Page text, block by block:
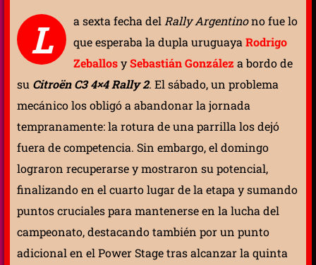
L a sexta fecha del Rally Argentinono fue lo
que esperaba la dupla uruguaya Rodrigo
ZeballosySebastián González a bordo de
su Citroën C3 4×4 Rally 2. El sábado, un problema
mecánico los obligó a abandonar la jornada
tempranamente: la rotura de una parrilla los dejó
fuera de competencia. Sin embargo, el domingo
lograron recuperarse y mostraron su potencial,
finalizando en el cuarto lugar de la etapa y sumando
puntos cruciales para mantenerse en la lucha del
campeonato, destacando también por un punto
adicional en el Power Stage tras alcanzar la quinta